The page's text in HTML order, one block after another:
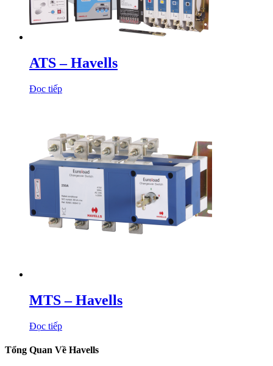
ATS – Havells
Đọc tiếp
MTS – Havells
Đọc tiếp
Tổng Quan Về Havells